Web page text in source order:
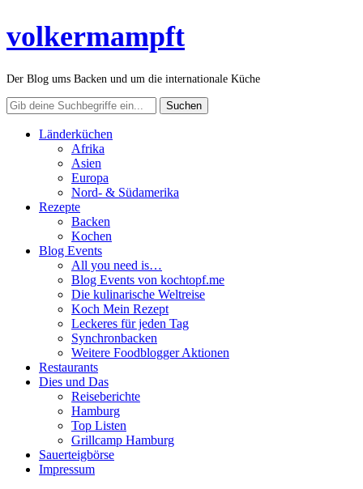
volkermampft
Der Blog ums Backen und um die internationale Küche
Länderküchen
Afrika
Asien
Europa
Nord- & Südamerika
Rezepte
Backen
Kochen
Blog Events
All you need is…
Blog Events von kochtopf.me
Die kulinarische Weltreise
Koch Mein Rezept
Leckeres für jeden Tag
Synchronbacken
Weitere Foodblogger Aktionen
Restaurants
Dies und Das
Reiseberichte
Hamburg
Top Listen
Grillcamp Hamburg
Sauerteigbörse
Impressum